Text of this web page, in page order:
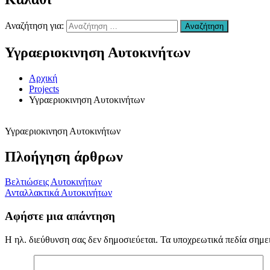
Χανιά
Επισκευή
Χανιά
–
condition
Χανιά
Ανταλλακτικά
Αυτοκινήτων
Χανιά
–
Βελτιώσεις
Διαγνωστικός
Έλεγχος
Οχήματος
Αναζήτηση για: Αναζήτηση
Υγραεριοκινηση Αυτοκινήτων
Αρχική
Projects
Υγραεριοκινηση Αυτοκινήτων
Υγραεριοκινηση Αυτοκινήτων
Πλοήγηση άρθρων
Βελτιώσεις Αυτοκινήτων
Ανταλλακτικά Αυτοκινήτων
Αφήστε μια απάντηση
Η ηλ. διεύθυνση σας δεν δημοσιεύεται. Τα υποχρεωτικά πεδία